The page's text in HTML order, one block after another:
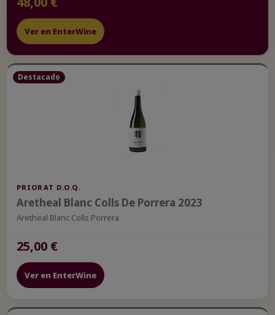
Ver en EnterWine
Destacado
PRIORAT D.O.Q.
Aretheal Blanc Colls De Porrera 2023
Aretheal Blanc Colls Porrera
25,00 €
Ver en EnterWine